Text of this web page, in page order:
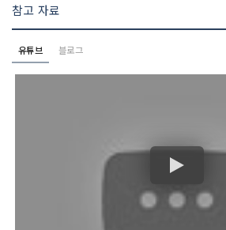
참고 자료
유튜브 블로그